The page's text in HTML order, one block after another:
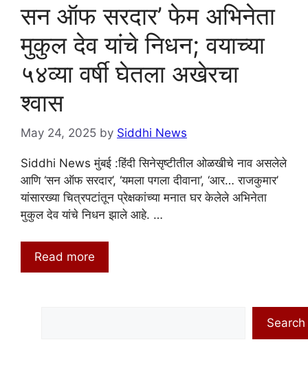
सन ऑफ सरदार’ फेम अभिनेता
मुकुल देव यांचे निधन; वयाच्या
५४व्या वर्षी घेतला अखेरचा
श्वास
May 24, 2025 by Siddhi News
Siddhi News मुंबई :हिंदी सिनेसृष्टीतील ओळखीचे नाव असलेले
आणि ‘सन ऑफ सरदार’, ‘यमला पगला दीवाना’, ‘आर… राजकुमार’
यांसारख्या चित्रपटांतून प्रेक्षकांच्या मनात घर केलेले अभिनेता
मुकुल देव यांचे निधन झाले आहे. …
Read more
Search